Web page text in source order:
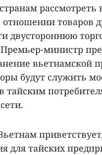
товаров
двустороннюю
министр
вьетнамской
будут служить
тайским
для тайских